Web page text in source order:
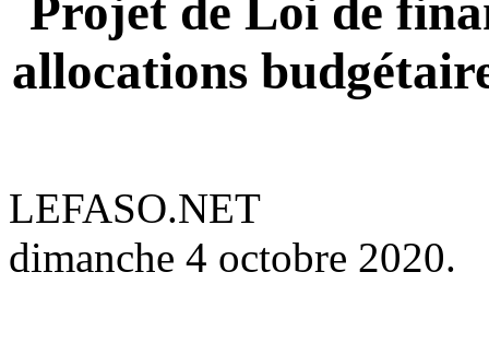
Projet de Loi de
allocations
LEFASO.NET
dimanche 4 octobre 2020.